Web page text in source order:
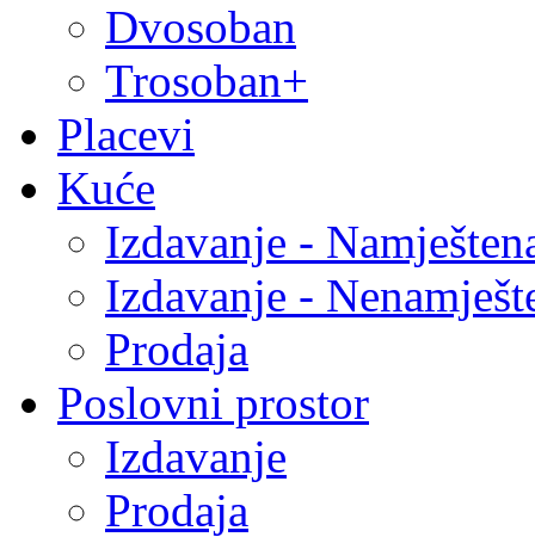
Dvosoban
Trosoban+
Placevi
Kuće
Izdavanje -
Izdavanje -
Prodaja
Poslovni prostor
Izdavanje
Prodaja